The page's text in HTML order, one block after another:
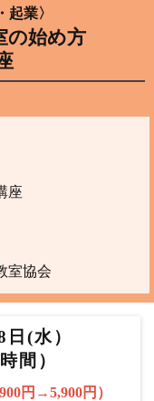
起業〉
の始め方
座
室協会
(水）
間）
円→5,900円）